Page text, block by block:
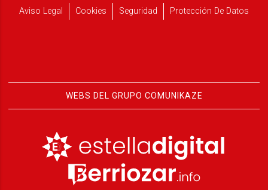
Aviso Legal
Cookies Seguridad Protección De Datos
WEBS DEL GRUPO COMUNIKAZE